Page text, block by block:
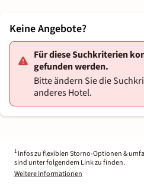
Keine Angebote?
Für diese Suchkriterien
gefunden werden.
Bitte ändern Sie die
anderes Hotel.
1 Infos zu flexiblen Storno-Optionen &
sind unter folgendem Link zu finden.
Weitere Informationen